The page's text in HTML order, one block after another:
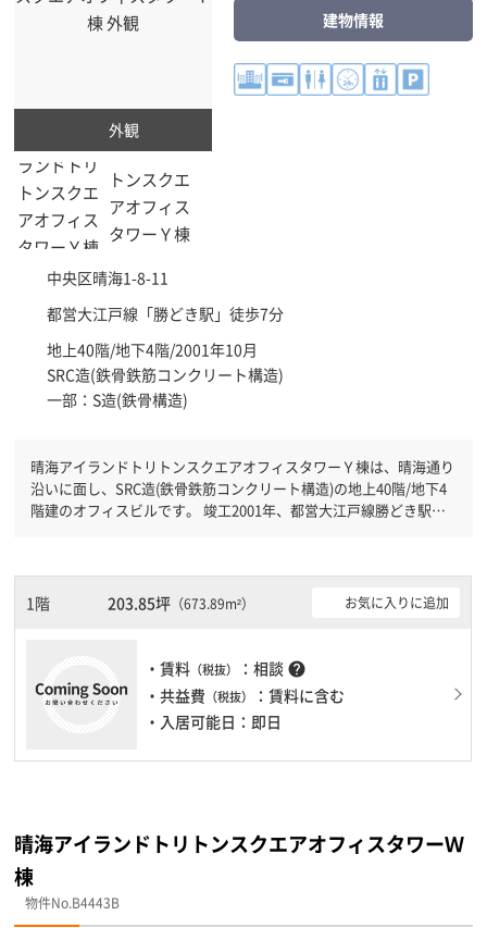
外観
中央区晴海1-8-11
都営大江戸線「勝どき駅 」徒歩7分
地上40階/地下4階/2001年10月
SRC造(鉄骨鉄筋コンクリート構造)
一部：S造(鉄骨構造)
建物情報
晴海アイランドトリトンスクエアオフィスタワーＹ棟は、晴海通り
沿いに面し、SRC造(鉄骨鉄筋コンクリート構造)の地上40階/地下4
階建のオフィスビルです。 竣工2001年、都営大江戸線勝どき駅徒
面で安心できます。新耐震基準を満たしておりますので、地震対策
を検討されている方にオススメです。土日・祝日も利用可能になり
ＥＶが複数基ありますので、フロアまでの待ち時間があまりかかり
ません。
1階 203.85坪 （673.89m²） お気に入りに追加
・賃料 （税抜） ：相談 help
・共益費 （税抜）
：賃料に含む
・入居可能日：即日
晴海アイランドトリトンスクエアオフィスタワーＷ
棟
物件No.B4443B